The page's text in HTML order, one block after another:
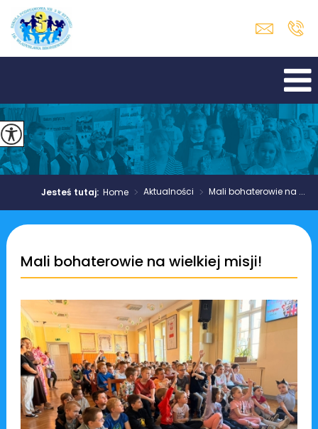
Jesteś tutaj:Home > Aktualności > Mali bohaterowie na ...
Mali bohaterowie na wielkiej misji!